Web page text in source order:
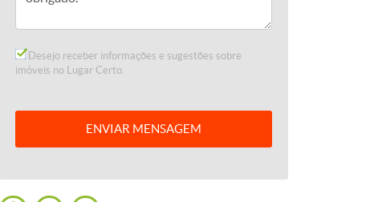
Desejo receber informações e sugestões sobre
imóveis no Lugar Certo.
ENVIAR MENSAGEM